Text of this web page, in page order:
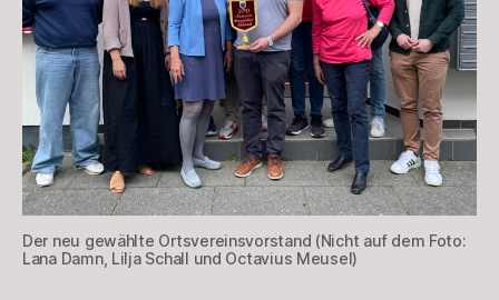
Der neu gewählte Ortsvereinsvorstand (Nicht auf dem Foto:
Lana Damn, Lilja Schall und Octavius Meusel)